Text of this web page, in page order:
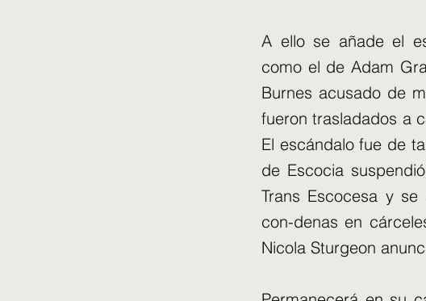
A ello se añade el
como el de Adam
Burnes acusado de
fueron trasladados a
El escándalo fue de
de Escocia
Trans Escocesa y
con-denas en
Nicola Sturgeon